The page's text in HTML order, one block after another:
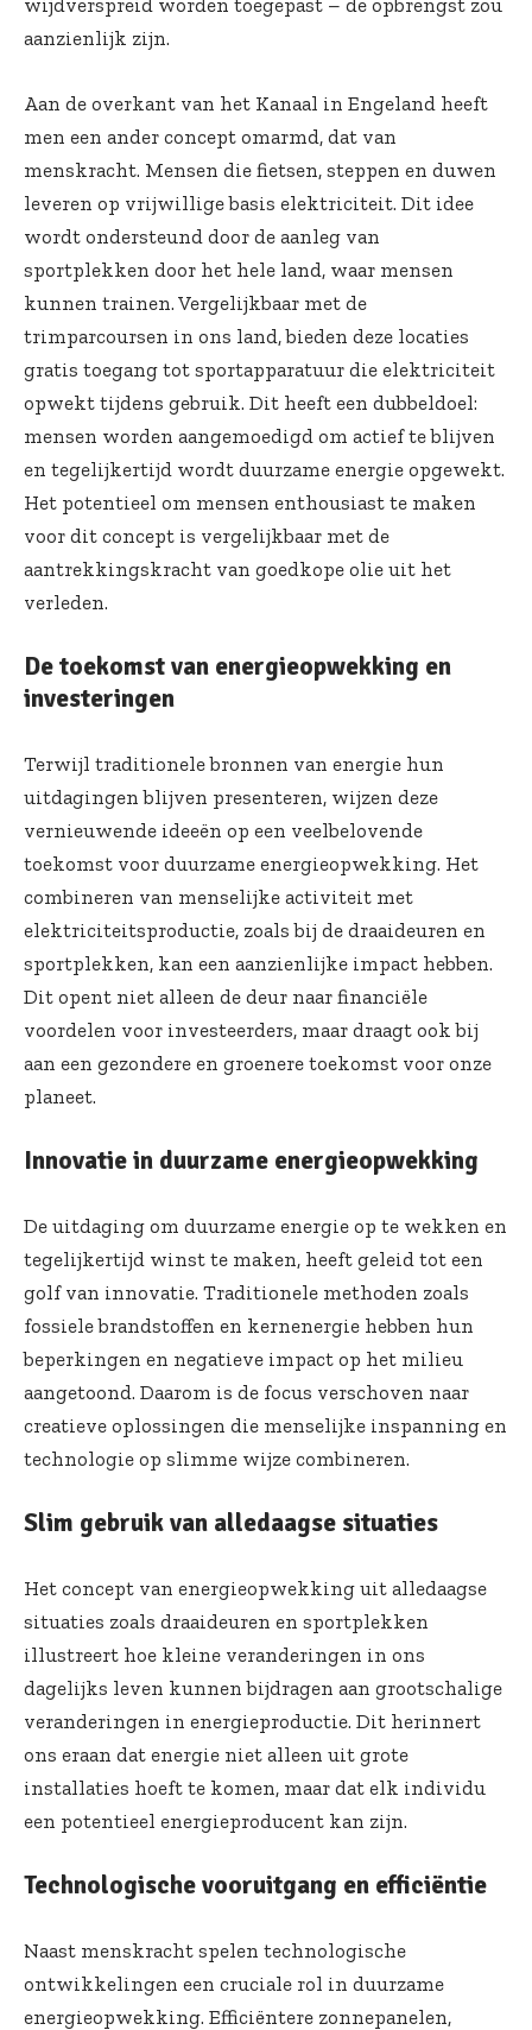
wijdverspreid worden toegepast – de opbrengst zou
aanzienlijk zijn.
Aan de overkant van het Kanaal in Engeland heeft
men een ander concept omarmd, dat van
menskracht. Mensen die fietsen, steppen en duwen
leveren op vrijwillige basis elektriciteit. Dit idee
wordt ondersteund door de aanleg van
sportplekken door het hele land, waar mensen
kunnen trainen. Vergelijkbaar met de
trimparcoursen in ons land, bieden deze locaties
gratis toegang tot sportapparatuur die elektriciteit
opwekt tijdens gebruik. Dit heeft een dubbeldoel:
mensen worden aangemoedigd om actief te blijven
en tegelijkertijd wordt duurzame energie opgewekt.
Het potentieel om mensen enthousiast te maken
voor dit concept is vergelijkbaar met de
aantrekkingskracht van goedkope olie uit het
verleden.
De toekomst van energieopwekking en
investeringen
Terwijl traditionele bronnen van energie hun
uitdagingen blijven presenteren, wijzen deze
vernieuwende ideeën op een veelbelovende
toekomst voor duurzame energieopwekking. Het
combineren van menselijke activiteit met
elektriciteitsproductie, zoals bij de draaideuren en
sportplekken, kan een aanzienlijke impact hebben.
Dit opent niet alleen de deur naar financiële
voordelen voor investeerders, maar draagt ook bij
aan een gezondere en groenere toekomst voor onze
planeet.
Innovatie in duurzame energieopwekking
De uitdaging om duurzame energie op te wekken en
tegelijkertijd winst te maken, heeft geleid tot een
golf van innovatie. Traditionele methoden zoals
fossiele brandstoffen en kernenergie hebben hun
beperkingen en negatieve impact op het milieu
aangetoond. Daarom is de focus verschoven naar
creatieve oplossingen die menselijke inspanning en
technologie op slimme wijze combineren.
Slim gebruik van alledaagse situaties
Het concept van energieopwekking uit alledaagse
situaties zoals draaideuren en sportplekken
illustreert hoe kleine veranderingen in ons
dagelijks leven kunnen bijdragen aan grootschalige
veranderingen in energieproductie. Dit herinnert
ons eraan dat energie niet alleen uit grote
installaties hoeft te komen, maar dat elk individu
een potentieel energieproducent kan zijn.
Technologische vooruitgang en efficiëntie
Naast menskracht spelen technologische
ontwikkelingen een cruciale rol in duurzame
energieopwekking. Efficiëntere zonnepanelen,